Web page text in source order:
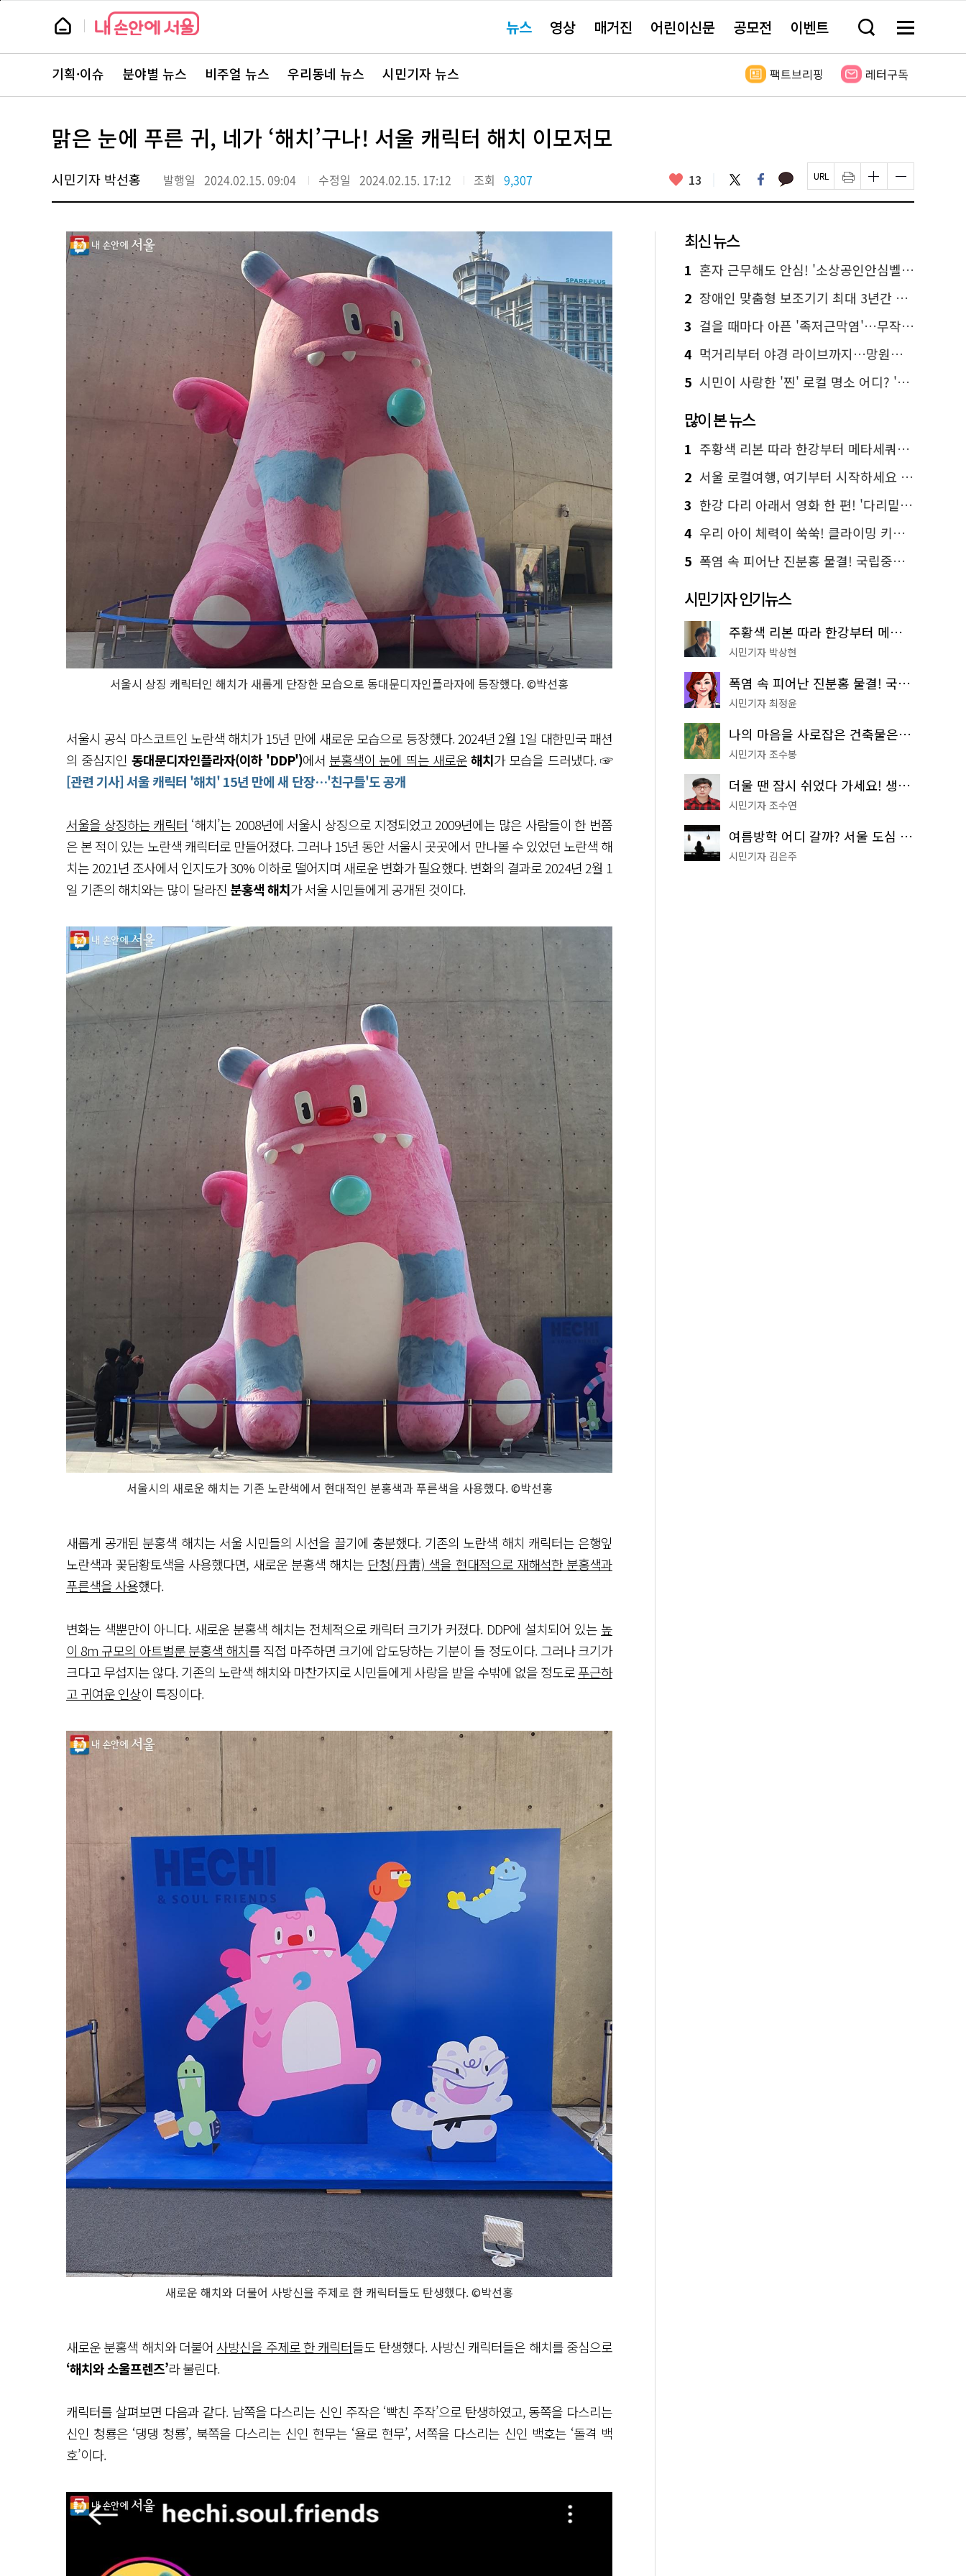
본
뉴
스 요뉴스 영상 매거진 어린이신문 공모전 이벤트 검
창
기
메
전
보
뉴
스
주
서
바
로
기획·이슈 분야별 뉴스 비주얼 뉴스 우리동네 뉴스 시민기자 뉴스 팩트브리핑 레터구독
맑은 눈에 푸른 귀, 네가 ‘해치’구나! 서울 캐릭터 해치 이모저모
시민기자 박선홍 발행일 2024.02.15. 09:04 수정일 2024.02.15. 17:12 조회 9,307 좋
요
13 트
위
터
페
이
스
카
카 페
이
지
인
쇄
하
글
자
크
하
기
글
자
크
하
기
서울시 상징 캐릭터인 해치가 새롭게 단장한 모습으로 동대문디자인플라자에 등장했다. ©박선홍
서울시 공식 마스코트인 노란색 해치가 15년 만에 새로운 모습으로 등장했다. 2024년 2월 1일 대한민국 패션
의 중심지인 동대문디자인플라자(이하 'DDP')에서 분홍색이 눈에 띄는 새로운 해치가 모습을 드러냈다. ☞
[관련 기사] 서울 캐릭터 '해치' 15년 만에 새 단장…'친구들'도 공개
서울을 상징하는 캐릭터 ‘해치’는 2008년에 서울시 상징으로 지정되었고 2009년에는 많은 사람들이 한 번쯤
은 본 적이 있는 노란색 캐릭터로 만들어졌다. 그러나 15년 동안 서울시 곳곳에서 만나볼 수 있었던 노란색 해
치는 2021년 조사에서 인지도가 30% 이하로 떨어지며 새로운 변화가 필요했다. 변화의 결과로 2024년 2월 1
일 기존의 해치와는 많이 달라진 분홍색 해치가 서울 시민들에게 공개된 것이다.
서울시의 새로운 해치는 기존 노란색에서 현대적인 분홍색과 푸른색을 사용했다. ©박선홍
새롭게 공개된 분홍색 해치는 서울 시민들의 시선을 끌기에 충분했다. 기존의 노란색 해치 캐릭터는 은행잎
노란색과 꽃담황토색을 사용했다면, 새로운 분홍색 해치는 단청(丹靑) 색을 현대적으로 재해석한 분홍색과
푸른색을 사용했다.
변화는 색뿐만이 아니다. 새로운 분홍색 해치는 전체적으로 캐릭터 크기가 커졌다. DDP에 설치되어 있는 높
이 8m 규모의 아트벌룬 분홍색 해치를 직접 마주하면 크기에 압도당하는 기분이 들 정도이다. 그러나 크기가
크다고 무섭지는 않다. 기존의 노란색 해치와 마찬가지로 시민들에게 사랑을 받을 수밖에 없을 정도로푸근하
고 귀여운 인상이 특징이다.
새로운 해치와 더불어 사방신을 주제로 한 캐릭터들도 탄생했다. ©박선홍
새로운 분홍색 해치와 더불어 사방신을 주제로 한 캐릭터들도 탄생했다. 사방신 캐릭터들은 해치를 중심으로
‘해치와 소울프렌즈’라 불린다.
캐릭터를 살펴보면 다음과 같다. 남쪽을 다스리는 신인 주작은 ‘빡친 주작’으로 탄생하였고, 동쪽을 다스리는
신인 청룡은 ‘댕댕 청룡’, 북쪽을 다스리는 신인 현무는 ‘욜로 현무’, 서쪽을 다스리는 신인 백호는 ‘돌격 백
호’이다.
최신 뉴스
1 혼자 근무해도 안심! '소상공인안심벨' 신청하세요
2 장애인 맞춤형 보조기기 최대 3년간 무상 대여…삶의 질 높인다
3 걸을 때마다 아픈 '족저근막염'…무작정 참지 말고 '이것' 해보세요!
4 먹거리부터 야경 라이브까지…망원한강공원 알짜 코스
5 시민이 사랑한 '찐' 로컬 명소 어디? '서울에디션25' 추천 코스
많이 본 뉴스
1 주황색 리본 따라 한강부터 메타세쿼이아 숲길까지…서울둘레길 15코스
2 서울 로컬여행, 여기부터 시작하세요 '서울에디션25'
3 한강 다리 아래서 영화 한 편! '다리밑 영화관' 무료 상영
4 우리 아이 체력이 쑥쑥! 클라이밍 키즈카페·어린이 체력장
5 폭염 속 피어난 진분홍 물결! 국립중앙박물관 배롱나무 명소
시민기자 인기뉴스
주황색 리본 따라 한강부터 메타세쿼이아 숲길까지…서울둘레길 15코스
시민기자 박상현
폭염 속 피어난 진분홍 물결! 국립중앙박물관 배롱나무 명소
시민기자 최정윤
나의 마음을 사로잡은 건축물은? '서울시 건축상' 수상작 공개!
시민기자 조수봉
더울 땐 잠시 쉬었다 가세요! 생수 냉장고부터 해피소·무더위쉼터까지
시민기자 조수연
여름방학 어디 갈까? 서울 도심 무료 실내 여행 코스 추천
시민기자 김은주
페